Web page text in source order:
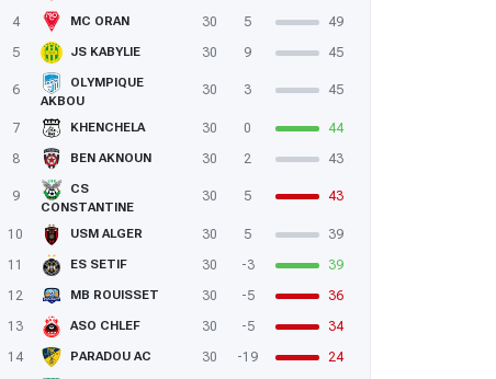
4
MC ORAN 30 5
49
5
JS KABYLIE 30 9 45
6
OLYMPIQUE
AKBOU
30 3 45
7 KHENCHELA 30 0
44
8
BEN AKNOUN 30 2 43
9
CS
CONSTANTINE
30 5 43
10 USM ALGER 30 5
39
11
ES SETIF 30 -3
39
12
MB ROUISSET 30 -5
36
13
ASO CHLEF 30 -5
34
14
PARADOU AC 30 -19
24